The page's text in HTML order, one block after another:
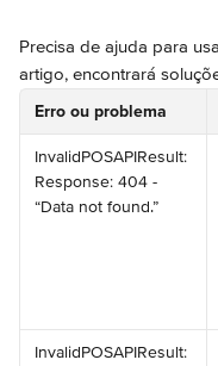
Precisa de ajuda para
artigo, encontrará
Erro ou problema
InvalidPOSAPIResult:
Response: 404 -
“Data not found.”
InvalidPOSAPIResult: